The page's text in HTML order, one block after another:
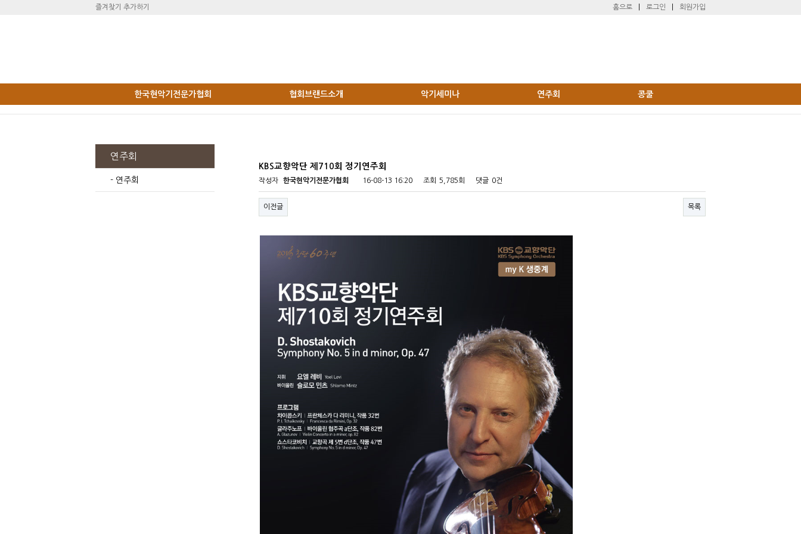
즐겨찾기 추가하기 홈으로 로그인 회원가입
한국현악기전문가협회 협회브랜드소개 악기세미나 연주회 콩쿨
연주회
- 연주회
KBS교향악단 제710회 정기연주회
작성자 한국현악기전문가협회 16-08-13 16:20 조회 5,785회 댓글 0건
이전글 목록